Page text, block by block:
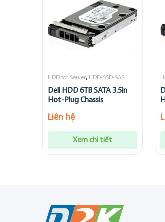
HDD for Server, HDD-SSD-SAS
Dell HDD 6TB SATA 3.5in
Hot-Plug Chassis
Liên hệ
Xem chi tiết